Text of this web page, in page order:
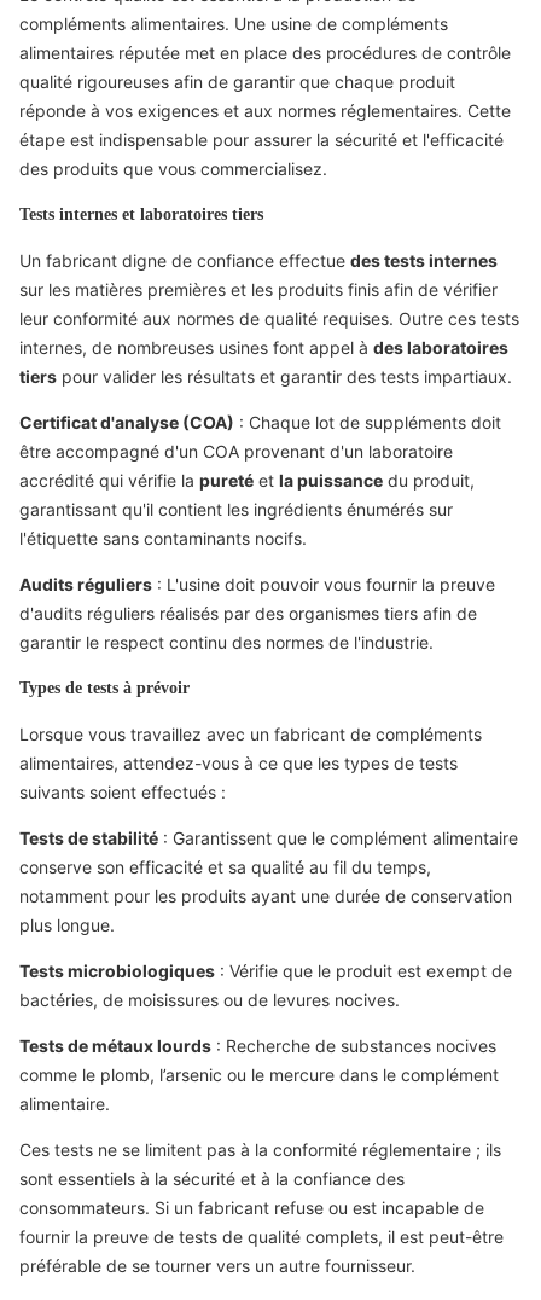
compléments alimentaires. Une usine de compléments
alimentaires réputée met en place des procédures de contrôle
qualité rigoureuses afin de garantir que chaque produit
réponde à vos exigences et aux normes réglementaires. Cette
étape est indispensable pour assurer la sécurité et l'efficacité
des produits que vous commercialisez.
Tests internes et laboratoires tiers
Un fabricant digne de confiance effectue des tests internes
sur les matières premières et les produits finis afin de vérifier
leur conformité aux normes de qualité requises. Outre ces tests
internes, de nombreuses usines font appel à des laboratoires
tiers pour valider les résultats et garantir des tests impartiaux.
Certificat d'analyse (COA) : Chaque lot de suppléments doit
être accompagné d'un COA provenant d'un laboratoire
accrédité qui vérifie la pureté et la puissance du produit,
garantissant qu'il contient les ingrédients énumérés sur
l'étiquette sans contaminants nocifs.
Audits réguliers : L'usine doit pouvoir vous fournir la preuve
d'audits réguliers réalisés par des organismes tiers afin de
garantir le respect continu des normes de l'industrie.
Types de tests à prévoir
Lorsque vous travaillez avec un fabricant de compléments
alimentaires, attendez-vous à ce que les types de tests
suivants soient effectués :
Tests de stabilité : Garantissent que le complément alimentaire
conserve son efficacité et sa qualité au fil du temps,
notamment pour les produits ayant une durée de conservation
plus longue.
Tests microbiologiques : Vérifie que le produit est exempt de
bactéries, de moisissures ou de levures nocives.
Tests de métaux lourds : Recherche de substances nocives
comme le plomb, l’arsenic ou le mercure dans le complément
alimentaire.
Ces tests ne se limitent pas à la conformité réglementaire ; ils
sont essentiels à la sécurité et à la confiance des
consommateurs. Si un fabricant refuse ou est incapable de
fournir la preuve de tests de qualité complets, il est peut-être
préférable de se tourner vers un autre fournisseur.